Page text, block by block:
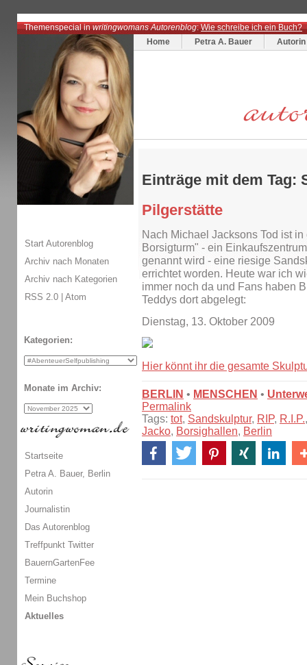
Themenspecial inwritingwomans Autorenblog:Wie schreibe ich ein Buch?
Home
Petra A. Bauer Autorin
Einträge mit dem Tag:
Pilgerstätte
Nach Michael Jacksons Tod ist
Borsigturm" - ein
genannt wird - eine riesige
errichtet worden. Heute war ich
immer noch da und Fans haben
Teddys dort abgelegt:
Dienstag, 13. Oktober 2009
Hier könnt ihr die gesamte
BERLIN • MENSCHEN •
Permalink
Tags: tot, Sandskulptur, RIP, R.I.P.
Jacko, Borsighallen, Berlin
Start Autorenblog
Archiv nach Monaten
Archiv nach Kategorien
RSS 2.0 | Atom
Kategorien:
Monate im Archiv:
Startseite
Petra A. Bauer, Berlin
Autorin
Journalistin
Das Autorenblog
Treffpunkt Twitter
BauernGartenFee
Termine
Mein Buchshop
Aktuelles